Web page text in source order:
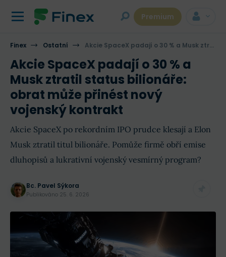
Premium
Finex Ostatní Akcie SpaceX padají o 30 % a Musk ztratil status bilionáře: obrat může přinést nový vojenský kontrakt
Akcie SpaceX padají o 30 % a
Musk ztratil status bilionáře:
obrat může přinést nový
vojenský kontrakt
Akcie SpaceX po rekordním IPO prudce klesají a Elon
Musk ztratil titul bilionáře. Pomůže firmě obří emise
dluhopisů a lukrativní vojenský vesmírný program?
Bc. Pavel Sýkora
Publikováno 25. 6. 2026